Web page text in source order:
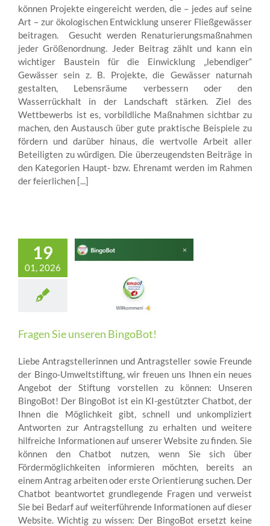
können Projekte eingereicht werden, die – jedes auf seine
Art – zur ökologischen Entwicklung unserer Fließgewässer
beitragen. Gesucht werden Renaturierungsmaßnahmen
jeder Größenordnung. Jeder Beitrag zählt und kann ein
wichtiger Baustein für die Einwicklung „lebendiger“
Gewässer sein z. B. Projekte, die Gewässer naturnah
gestalten, Lebensräume verbessern oder den
Wasserrückhalt in der Landschaft stärken. Ziel des
Wettbewerbs ist es, vorbildliche Maßnahmen sichtbar zu
machen, den Austausch über gute praktische Beispiele zu
fördern und darüber hinaus, die wertvolle Arbeit aller
Beteiligten zu würdigen. Die überzeugendsten Beiträge in
den Kategorien Haupt- bzw. Ehrenamt werden im Rahmen
der feierlichen [...]
19
01, 2026
Fragen Sie unseren BingoBot!
Liebe Antragstellerinnen und Antragsteller sowie Freunde
der Bingo-Umweltstiftung, wir freuen uns Ihnen ein neues
Angebot der Stiftung vorstellen zu können: Unseren
BingoBot! Der BingoBot ist ein KI-gestützter Chatbot, der
Ihnen die Möglichkeit gibt, schnell und unkompliziert
Antworten zur Antragstellung zu erhalten und weitere
hilfreiche Informationen auf unserer Website zu finden. Sie
können den Chatbot nutzen, wenn Sie sich über
Fördermöglichkeiten informieren möchten, bereits an
einem Antrag arbeiten oder erste Orientierung suchen. Der
Chatbot beantwortet grundlegende Fragen und verweist
Sie bei Bedarf auf weiterführende Informationen auf dieser
Website. Wichtig zu wissen: Der BingoBot ersetzt keine